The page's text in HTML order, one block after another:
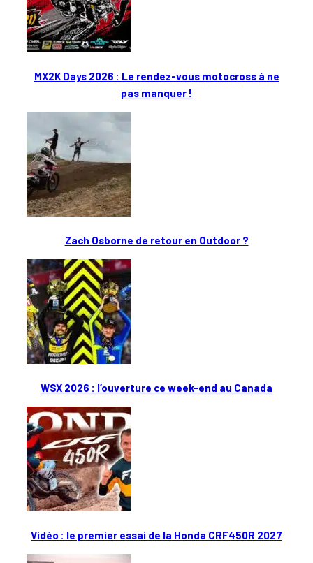
MX2K Days 2026 : Le rendez-vous motocross à ne
pas manquer !
Zach Osborne de retour en Outdoor ?
WSX 2026 : l’ouverture ce week-end au Canada
Vidéo : le premier essai de la Honda CRF450R 2027